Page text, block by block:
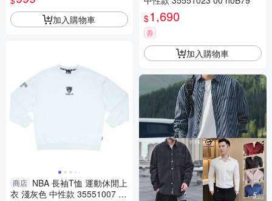
加入購物車
商店 NBA 長袖T恤 運動休閒上
衣 淺灰色 中性款 35551007 11
$1,690
券
加入購物車